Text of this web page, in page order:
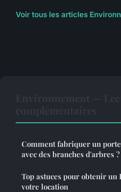
Voir tous les articles
Comment fabriquer un
avec des branches d'arbres ?
Top astuces pour obtenir un
votre location